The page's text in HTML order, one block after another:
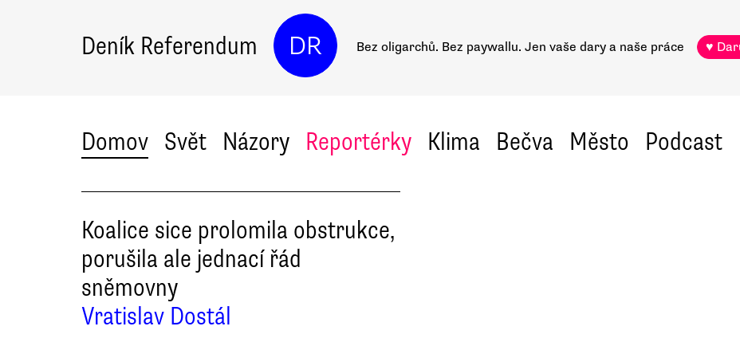
Deník Referendum DR Bez oligarchů. Bez paywallu. Jen vaše dary a naše práce ♥
Domov Svět Názory Reportérky Klima Bečva Město Podcast
Koalice sice prolomila obstrukce,
porušila ale jednací řád
sněmovny
Vratislav Dostál